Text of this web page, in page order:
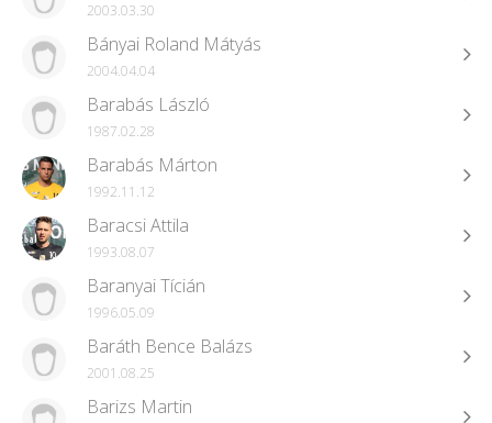
2003.03.30
Bányai Roland Mátyás
2004.04.04
Barabás László
1987.02.28
Barabás Márton
1992.11.12
Baracsi Attila
1993.08.07
Baranyai Tícián
1996.05.09
Baráth Bence Balázs
2001.08.25
Barizs Martin